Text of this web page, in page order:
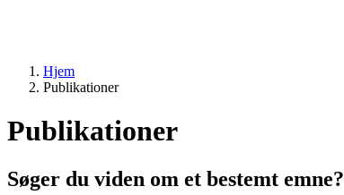
Hjem
Publikationer
Publikationer
Søger du viden om et bestemt emne?